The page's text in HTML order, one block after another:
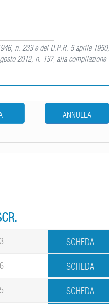
n. 233 e del D.P.R. 5 aprile 1950,
2012, n. 137, alla compilazione
ANNULLA